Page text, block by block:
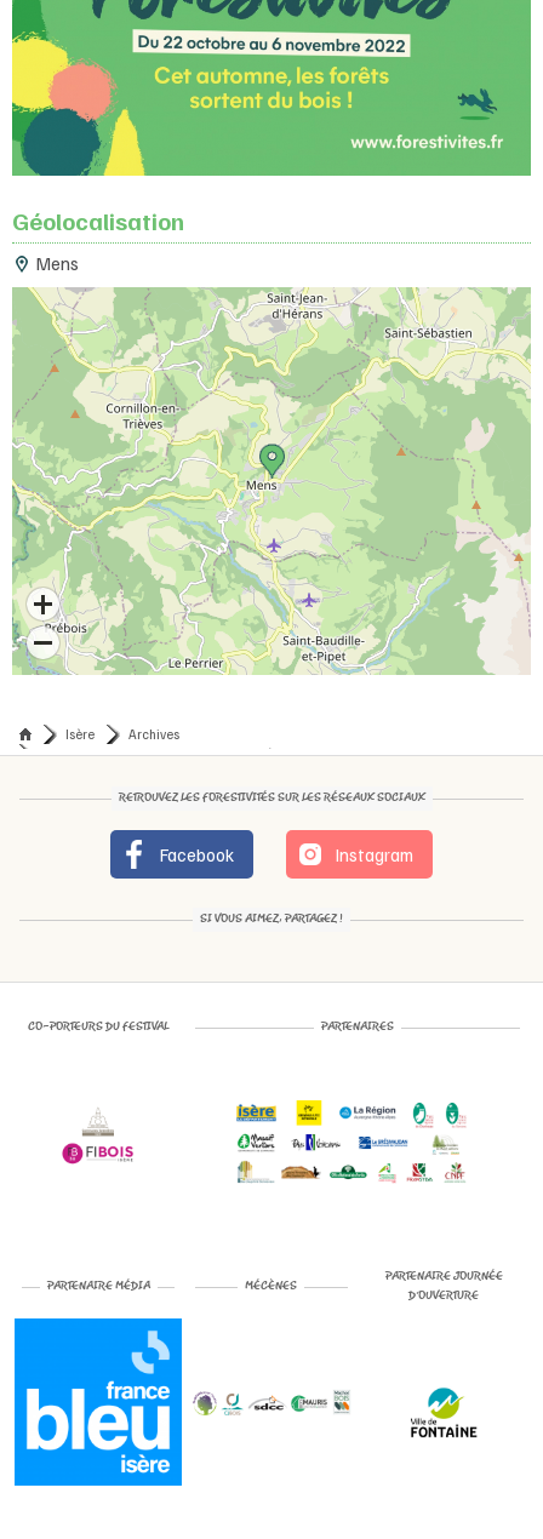
Géolocalisation
Mens
Isère
Archives
La forêt et son avenir, quelles solutions à portée de main ?
RETROUVEZ LES FORESTIVITÉS SUR LES RÉSEAUX SOCIAUX
Facebook Instagram
SI VOUS AIMEZ, PARTAGEZ !
CO-PORTEURS DU FESTIVAL PARTENAIRES
PARTENAIRE MÉDIA MÉCÈNES
PARTENAIRE JOURNÉE
D’OUVERTURE